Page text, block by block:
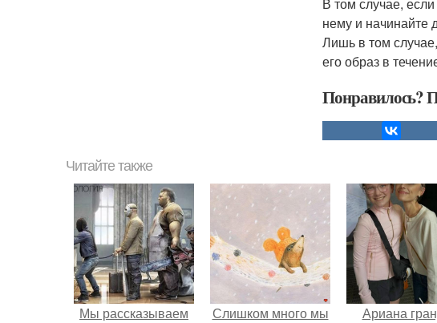
нему и начинайте
Лишь в том
его образ в
Понравилось?
Читайте также
Мы рассказываем
Слишком много мы
Ариана